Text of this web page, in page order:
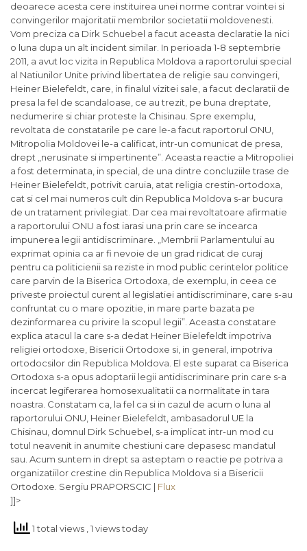
deoarece acesta cere instituirea unei norme contrar vointei si
convingerilor majoritatii membrilor societatii moldovenesti.
Vom preciza ca Dirk Schuebel a facut aceasta declaratie la nici
o luna dupa un alt incident similar. In perioada 1-8 septembrie
2011, a avut loc vizita in Republica Moldova a raportorului special
al Natiunilor Unite privind libertatea de religie sau convingeri,
Heiner Bielefeldt, care, in finalul vizitei sale, a facut declaratii de
presa la fel de scandaloase, ce au trezit, pe buna dreptate,
nedumerire si chiar proteste la Chisinau. Spre exemplu,
revoltata de constatarile pe care le-a facut raportorul ONU,
Mitropolia Moldovei le-a calificat, intr-un comunicat de presa,
drept „nerusinate si impertinente”. Aceasta reactie a Mitropoliei
a fost determinata, in special, de una dintre concluziile trase de
Heiner Bielefeldt, potrivit caruia, atat religia crestin-ortodoxa,
cat si cel mai numeros cult din Republica Moldova s-ar bucura
de un tratament privilegiat. Dar cea mai revoltatoare afirmatie
a raportorului ONU a fost iarasi una prin care se incearca
impunerea legii antidiscriminare. „Membrii Parlamentului au
exprimat opinia ca ar fi nevoie de un grad ridicat de curaj
pentru ca politicienii sa reziste in mod public cerintelor politice
care parvin de la Biserica Ortodoxa, de exemplu, in ceea ce
priveste proiectul curent al legislatiei antidiscriminare, care s-au
confruntat cu o mare opozitie, in mare parte bazata pe
dezinformarea cu privire la scopul legii”. Aceasta constatare
explica atacul la care s-a dedat Heiner Bielefeldt impotriva
religiei ortodoxe, Bisericii Ortodoxe si, in general, impotriva
ortodocsilor din Republica Moldova. El este suparat ca Biserica
Ortodoxa s-a opus adoptarii legii antidiscriminare prin care s-a
incercat legiferarea homosexualitatii ca normalitate in tara
noastra. Constatam ca, la fel ca si in cazul de acum o luna al
raportorului ONU, Heiner Bielefeldt, ambasadorul UE la
Chisinau, domnul Dirk Schuebel, s-a implicat intr-un mod cu
totul neavenit in anumite chestiuni care depasesc mandatul
sau. Acum suntem in drept sa asteptam o reactie pe potriva a
organizatiilor crestine din Republica Moldova si a Bisericii
Ortodoxe. Sergiu PRAPORSCIC | Flux
]]>
1 total views , 1 views today